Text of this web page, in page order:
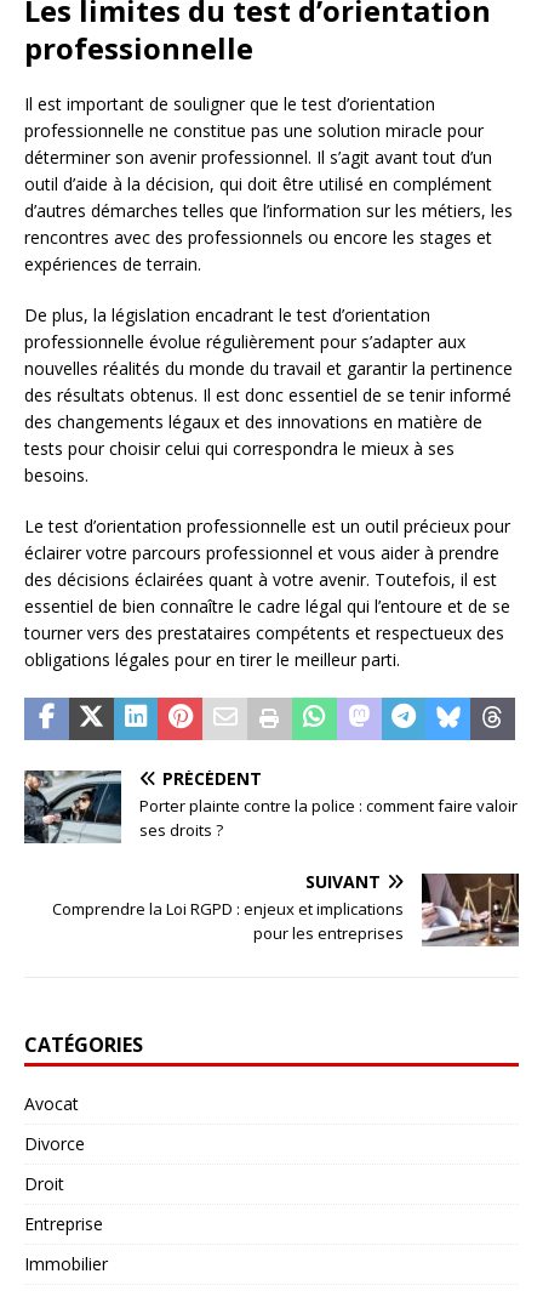
Les limites du test d’orientation
professionnelle
Il est important de souligner que le test d’orientation
professionnelle ne constitue pas une solution miracle pour
déterminer son avenir professionnel. Il s’agit avant tout d’un
outil d’aide à la décision, qui doit être utilisé en complément
d’autres démarches telles que l’information sur les métiers, les
rencontres avec des professionnels ou encore les stages et
expériences de terrain.
De plus, la législation encadrant le test d’orientation
professionnelle évolue régulièrement pour s’adapter aux
nouvelles réalités du monde du travail et garantir la pertinence
des résultats obtenus. Il est donc essentiel de se tenir informé
des changements légaux et des innovations en matière de
tests pour choisir celui qui correspondra le mieux à ses
besoins.
Le test d’orientation professionnelle est un outil précieux pour
éclairer votre parcours professionnel et vous aider à prendre
des décisions éclairées quant à votre avenir. Toutefois, il est
essentiel de bien connaître le cadre légal qui l’entoure et de se
tourner vers des prestataires compétents et respectueux des
obligations légales pour en tirer le meilleur parti.
PRÉCÉDENT
Porter plainte contre la police : comment faire valoir
ses droits ?
SUIVANT
Comprendre la Loi RGPD : enjeux et implications
pour les entreprises
CATÉGORIES
Avocat
Divorce
Droit
Entreprise
Immobilier